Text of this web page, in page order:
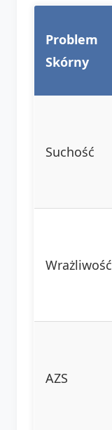
Problem
Skórny
Suchość
Wrażliwość
AZS